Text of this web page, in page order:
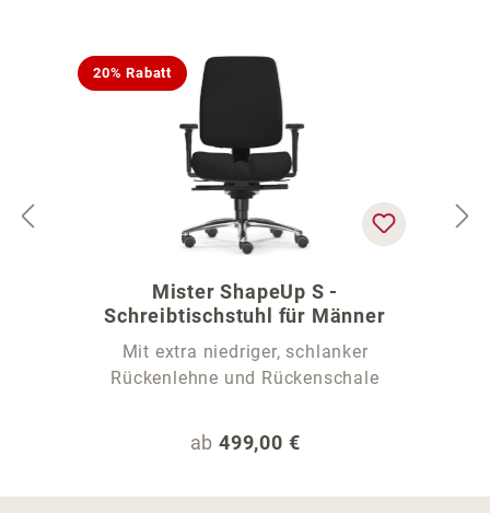
20% Rabatt
Mister ShapeUp S -
Schreibtischstuhl für Männer
Mit extra niedriger, schlanker
Rückenlehne und Rückenschale
Regulärer Preis:
ab 499,00 €